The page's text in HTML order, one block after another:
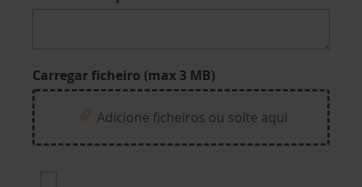
Carregar ficheiro (max 3 MB)
Adicione ficheiros ou solte aqui